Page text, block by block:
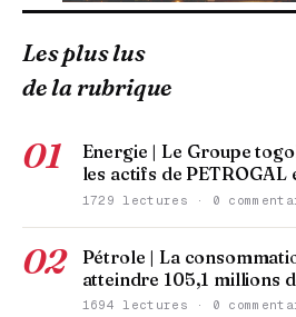
Les plus lus
de la rubrique
01
Energie | Le Groupe
les actifs de PETROGAL
1729 lectures · 0
02
Pétrole | La
atteindre 105,1 millions
1694 lectures · 0